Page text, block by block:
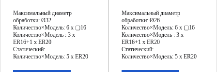
Максимальный диаметр
обработки: Ø32
Количество×Модель: 6 x ▢16
Количество×Модель : 3 x
ER16+1 x ER20
Статический:
Количество×Модель: 5 x ER20
Максимальный диаметр
обработки: Ø26
Количество×Модель: 6 x ▢16
Количество×Модель : 3 x
ER16+1 x ER20
Статический:
Количество×Модель: 5 x ER20